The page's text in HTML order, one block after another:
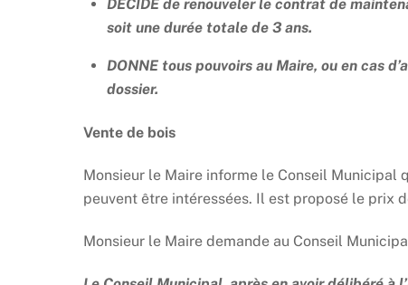
DECIDE de renouveler le contrat de
soit une durée totale de 3 ans.
DONNE tous pouvoirs au Maire, ou en cas
dossier.
Vente de bois
Monsieur le Maire informe le Conseil Municipal
peuvent être intéressées. Il est proposé le prix
Monsieur le Maire demande au Conseil